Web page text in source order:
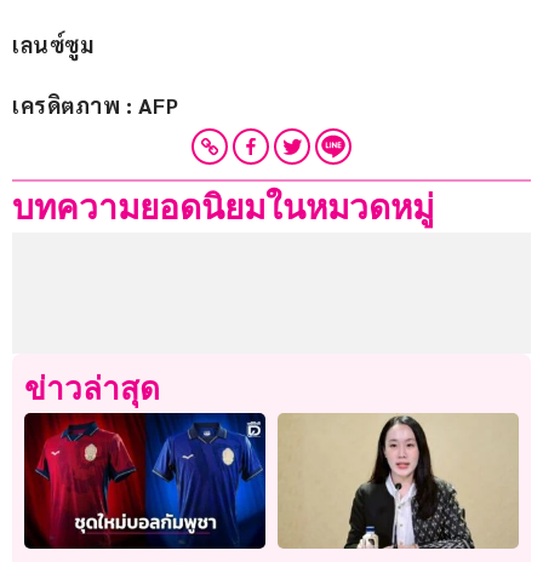
เลนซ์ซูม
เครดิตภาพ : AFP
บทความยอดนิยมในหมวดหมู่
ข่าวล่าสุด